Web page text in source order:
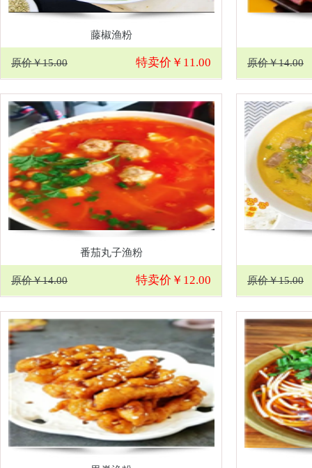
藤椒渔粉
原价￥15.00 特卖价￥11.00 原价￥14.00
番茄丸子渔粉
原价￥14.00 特卖价￥12.00 原价￥15.00